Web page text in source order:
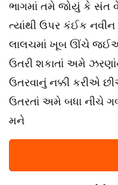
ભાગમાં તમે જોયું કે સંત
ત્યાંથી ઉપર કંઈક નવીન
લાલચમાં ખૂબ ઊંચે જઈએ
ઉતરી શકાતાં અમે
ઉતરવાનું નક્કી કરીએ
ઉતરતાં અમે બધા નીચે
મને